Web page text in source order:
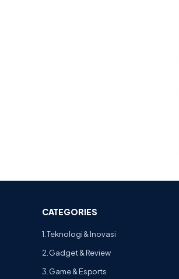
CATEGORIES
1. Teknologi & Inovasi
2. Gadget & Review
3. Game & Esports